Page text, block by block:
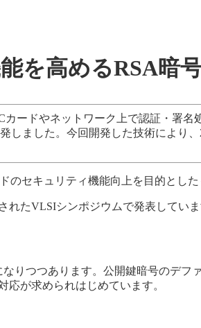
を高めるRSA暗
カードやネットワーク上で認証・署
ました。今回開発した技術により
セキュリティ機能向上を目的とした
たVLSIシンポジウムで発表していま
りつつあります。公開鍵暗号のデ
応が求められはじめています。